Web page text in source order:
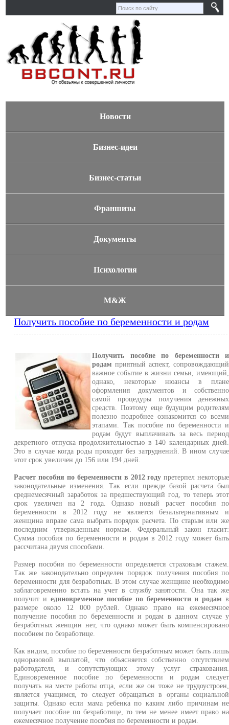
Новости
Бизнес-идеи
Бизнес-статьи
Франшизы
Документы
Психология
М&Ж
Получить пособие по беременности и родам
Получить пособие по беременности и
родам приятный аспект, сопровождающий
важное событие в жизни семьи, имеющий,
однако, некоторые нюансы в плане
оформления документов и собственно
самой процедуры получения денежных
средств. Поэтому еще будущим родителям
полезно подробнее ознакомится со всеми
этапами. Так пособие по беременности и
родам будут выплачивать за весь период
декретного отпуска продолжительностью в 140 календарных дней.
Это в случае когда роды проходят без затруднений. В ином случае
этот срок увеличен до 156 или 194 дней.
Расчет пособия по беременности в 2012 году претерпел некоторые
законодательные изменения. Так если прежде базой расчета был
среднемесячный заработок за предшествующий год, то теперь этот
срок увеличен на 2 года. Однако новый расчет пособия по
беременности в 2012 году не является безальтернативным и
женщина вправе сама выбрать порядок расчета. По старым или же
последним утвержденным нормам. Федеральный закон гласит:
Сумма пособия по беременности и родам в 2012 году может быть
рассчитана двумя способами.
Размер пособия по беременности определяется страховым стажем.
Так же законодательно определен порядок получения пособия по
беременности для безработных. В этом случае женщине необходимо
заблаговременно встать на учет в службу занятости. Она так же
получит и единовременное пособие по беременности и родам в
размере около 12 000 рублей. Однако право на ежемесячное
получение пособия по беременности и родам в данном случае у
безработных женщин нет, что однако может быть компенсировано
пособием по безработице.
Как видим, пособие по беременности безработным может быть лишь
одноразовой выплатой, что объясняется собственно отсутствием
работодателя, и сопутствующих этому услуг страхования.
Единовременное пособие по беременности и родам следует
получать на месте работы отца, если же он тоже не трудоустроен,
является учащимся, то следует обращаться в органы социальной
защиты. Однако если мама ребенка по каким либо причинам не
получает пособие по безработице, то тем не менее имеет право на
ежемесячное получение пособия по беременности и родам.